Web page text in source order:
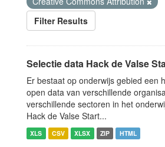
Filter Results
Selectie data Hack de Valse
Er bestaat op onderwijs gebied een
open data van verschillende
verschillende sectoren in het
Hack de Valse Start...
XLS CSV XLSX ZIP HTML